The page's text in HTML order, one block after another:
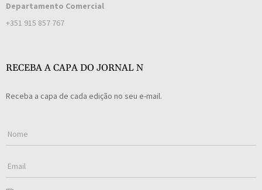
Departamento Comercial
+351 915 857 767
RECEBA A CAPA DO JORNAL N
Receba a capa de cada edição no seu e-mail.